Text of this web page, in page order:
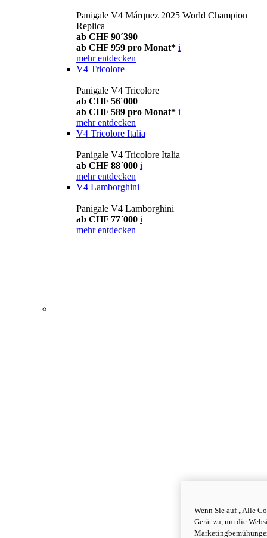
Panigale V4 Márquez 2025 World Champion
Replica
ab CHF 90´390
ab CHF 959 pro Monat* i
mehr entdecken
V4 Tricolore
Panigale V4 Tricolore
ab CHF 56´000
ab CHF 589 pro Monat* i
mehr entdecken
V4 Tricolore Italia
Panigale V4 Tricolore Italia
ab CHF 88´000 i
mehr entdecken
V4 Lamborghini
Panigale V4 Lamborghini
ab CHF 77´000 i
mehr entdecken
Wenn Sie auf „Alle
Gerät zu, um die